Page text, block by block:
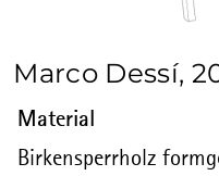
Marco Dessí,
Material
Birkensperrholz